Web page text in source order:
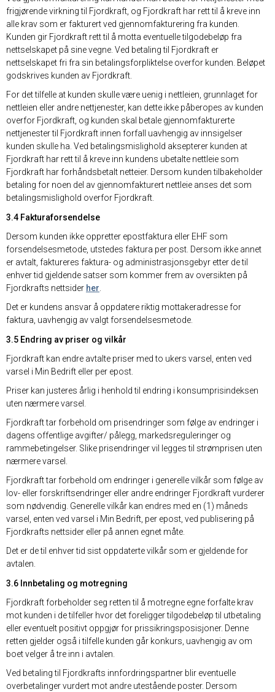
frigjørende virkning til Fjordkraft, og Fjordkraft har rett til å kreve inn
alle krav som er fakturert ved gjennomfakturering fra kunden.
Kunden gir Fjordkraft rett til å motta eventuelle tilgodebeløp fra
nettselskapet på sine vegne. Ved betaling til Fjordkraft er
nettselskapet fri fra sin betalingsforpliktelse overfor kunden. Beløpet
godskrives kunden av Fjordkraft.
For det tilfelle at kunden skulle være uenig i nettleien, grunnlaget for
nettleien eller andre nettjenester, kan dette ikke påberopes av kunden
overfor Fjordkraft, og kunden skal betale gjennomfakturerte
nettjenester til Fjordkraft innen forfall uavhengig av innsigelser
kunden skulle ha. Ved betalingsmislighold aksepterer kunden at
Fjordkraft har rett til å kreve inn kundens ubetalte nettleie som
Fjordkraft har forhåndsbetalt netteier. Dersom kunden tilbakeholder
betaling for noen del av gjennomfakturert nettleie anses det som
betalingsmislighold overfor Fjordkraft.
3.4 Fakturaforsendelse
Dersom kunden ikke oppretter epostfaktura eller EHF som
forsendelsesmetode, utstedes faktura per post. Dersom ikke annet
er avtalt, faktureres faktura- og administrasjonsgebyr etter de til
enhver tid gjeldende satser som kommer frem av oversikten på
Fjordkrafts nettsider her.
Det er kundens ansvar å oppdatere riktig mottakeradresse for
faktura, uavhengig av valgt forsendelsesmetode.
3.5 Endring av priser og vilkår
Fjordkraft kan endre avtalte priser med to ukers varsel, enten ved
varsel i Min Bedrift eller per epost.
Priser kan justeres årlig i henhold til endring i konsumprisindeksen
uten nærmere varsel.
Fjordkraft tar forbehold om prisendringer som følge av endringer i
dagens offentlige avgifter/ pålegg, markedsreguleringer og
rammebetingelser. Slike prisendringer vil legges til strømprisen uten
nærmere varsel.
Fjordkraft tar forbehold om endringer i generelle vilkår som følge av
lov- eller forskriftsendringer eller andre endringer Fjordkraft vurderer
som nødvendig. Generelle vilkår kan endres med en (1) måneds
varsel, enten ved varsel i Min Bedrift, per epost, ved publisering på
Fjordkrafts nettsider eller på annen egnet måte.
Det er de til enhver tid sist oppdaterte vilkår som er gjeldende for
avtalen.
3.6 Innbetaling og motregning
Fjordkraft forbeholder seg retten til å motregne egne forfalte krav
mot kunden i de tilfeller hvor det foreligger tilgodebeløp til utbetaling
eller eventuelt positivt oppgjør for prissikringsposisjoner. Denne
retten gjelder også i tilfelle kunden går konkurs, uavhengig av om
boet velger å tre inn i avtalen.
Ved betaling til Fjordkrafts innfordringspartner blir eventuelle
overbetalinger vurdert mot andre utestående poster. Dersom